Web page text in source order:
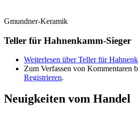
Gmundner-Keramik
Teller für Hahnenkamm-Sieger
Weiterlesen über Teller für
Zum Verfassen von Kommentaren
Registrieren.
Neuigkeiten vom Handel